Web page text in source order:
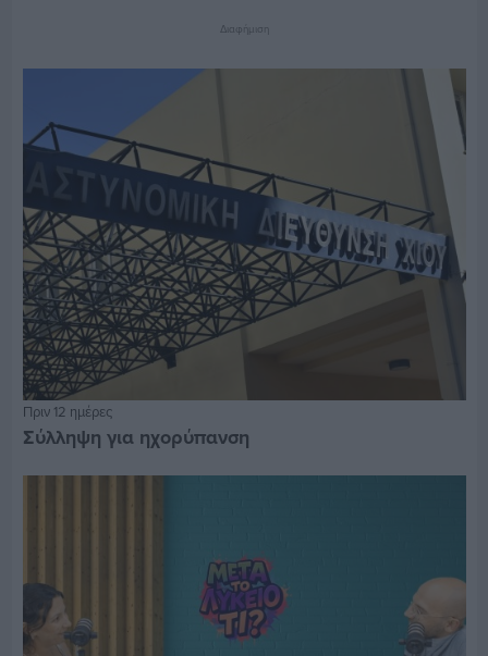
Διαφήμιση
Πριν 12 ημέρες
Σύλληψη για ηχορύπανση